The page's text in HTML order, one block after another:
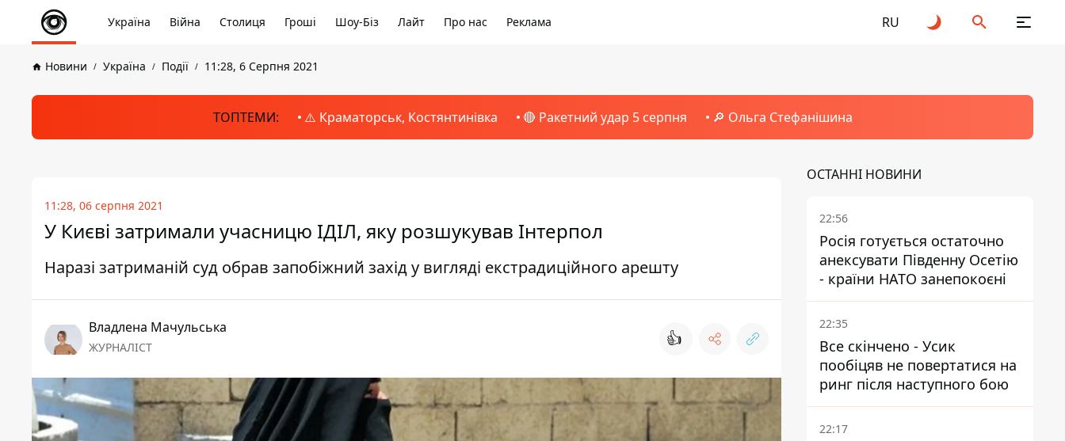
Україна Війна Столиця Гроші Шоу-Біз Лайт Про нас Реклама RU
Новини Україна Події 11:28, 6 Серпня 2021
ТОПТЕМИ: ⚠️ Краматорськ, Костянтинівка 🔴 Ракетний удар 5 серпня 🔎 Ольга Стефанішина
11:28, 06 серпня 2021
У Києві затримали учасницю ІДІЛ, яку розшукував Інтерпол
Наразі затриманій суд обрав запобіжний захід у вигляді екстрадиційного арешту
Владлена Мачульська
ЖУРНАЛІСТ 👍
ОСТАННІ НОВИНИ
22:56
Росія готується остаточно
анексувати Південну Осетію
- країни НАТО занепокоєні
22:35
Все скінчено - Усик
пообіцяв не повертатися на
ринг після наступного бою
22:17